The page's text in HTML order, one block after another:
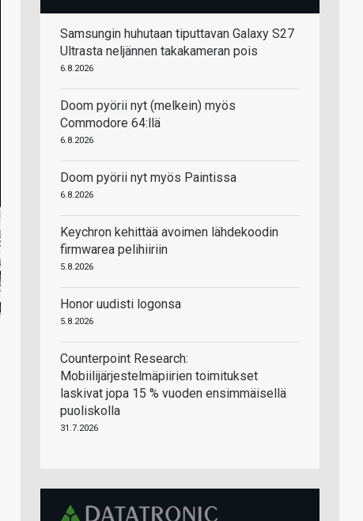
Samsungin huhutaan tiputtavan Galaxy S27
Ultrasta neljännen takakameran pois
6.8.2026
Doom pyörii nyt (melkein) myös
Commodore 64:llä
6.8.2026
Doom pyörii nyt myös Paintissa
6.8.2026
Keychron kehittää avoimen lähdekoodin
firmwarea pelihiiriin
5.8.2026
Honor uudisti logonsa
5.8.2026
Counterpoint Research:
Mobiilijärjestelmäpiirien toimitukset
laskivat jopa 15 % vuoden ensimmäisellä
puoliskolla
31.7.2026